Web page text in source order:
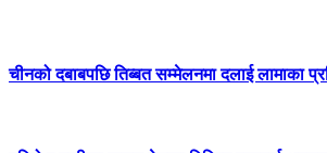
चीनको दबाबपछि तिब्बत सम्मेलनमा दलाई लामाका